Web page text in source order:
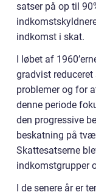
satser på op til
indkomst i skat.
I løbet af
gradvist
problemer og for
denne periode
den progressive
beskatning på
Skattesatserne
indkomstgrupper
I de senere år er